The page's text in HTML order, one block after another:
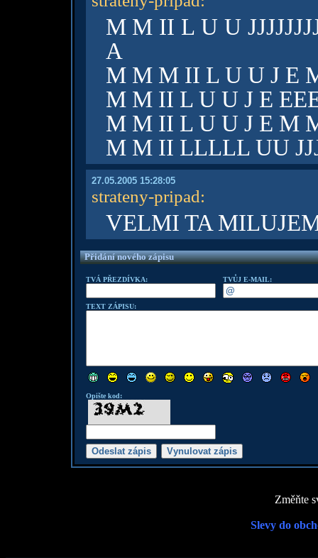
M M II L U U
A
M M M II L U U J E
M M II L U U J E
M M II L U U J E M
M M II LLLLL UU
27.05.2005 15:28:05
strateny-pripad:
VELMI TA
Přidání nového zápisu
TVÁ PŘEZDÍVKA: TVŮJ E-MAIL:
TEXT ZÁPISU:
Opište kod:
Změňte
Slevy do